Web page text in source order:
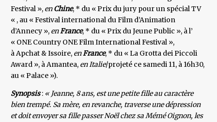
Festival », enChine, * du « Prix du jury pour un spécial TV
« , au « Festival international du Film d’Animation
d’Annecy », enFrance, * du « Prix du Jeune Public », à l’
« ONE Country ONE Film International Festival »,
à Apchat & Issoire, enFrance, * du « La Grotta dei Piccoli
Award », à Amantea, en Italie/projeté ce samedi 11, à 16h30,
au « Palace »).
Synopsis: « Jeanne, 8 ans, est une petite fille au caractère
bien trempé. Sa mère, en revanche, traverse une dépression
et doit envoyer sa fille passer Noël chez sa Mémé Oignon, les